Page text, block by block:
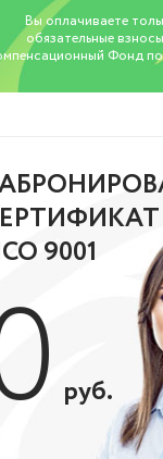
Вы оплачиваете
обязательные
Фонд
9001
руб.